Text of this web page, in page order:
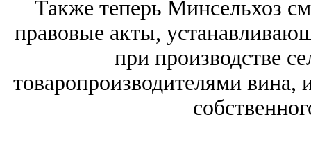
Также теперь Минсельхоз
правовые акты,
при производстве
товаропроизводителями вина,